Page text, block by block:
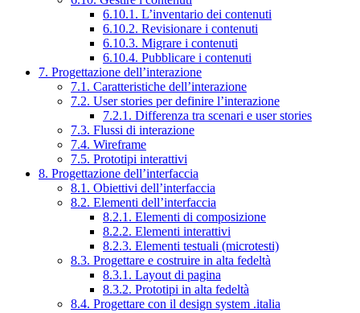
6.10.1. L’inventario dei contenuti
6.10.2. Revisionare i contenuti
6.10.3. Migrare i contenuti
6.10.4. Pubblicare i contenuti
7. Progettazione dell’interazione
7.1. Caratteristiche dell’interazione
7.2. User stories per definire l’interazione
7.2.1. Differenza tra scenari e user stories
7.3. Flussi di interazione
7.4. Wireframe
7.5. Prototipi interattivi
8. Progettazione dell’interfaccia
8.1. Obiettivi dell’interfaccia
8.2. Elementi dell’interfaccia
8.2.1. Elementi di composizione
8.2.2. Elementi interattivi
8.2.3. Elementi testuali (microtesti)
8.3. Progettare e costruire in alta fedeltà
8.3.1. Layout di pagina
8.3.2. Prototipi in alta fedeltà
8.4. Progettare con il design system .italia